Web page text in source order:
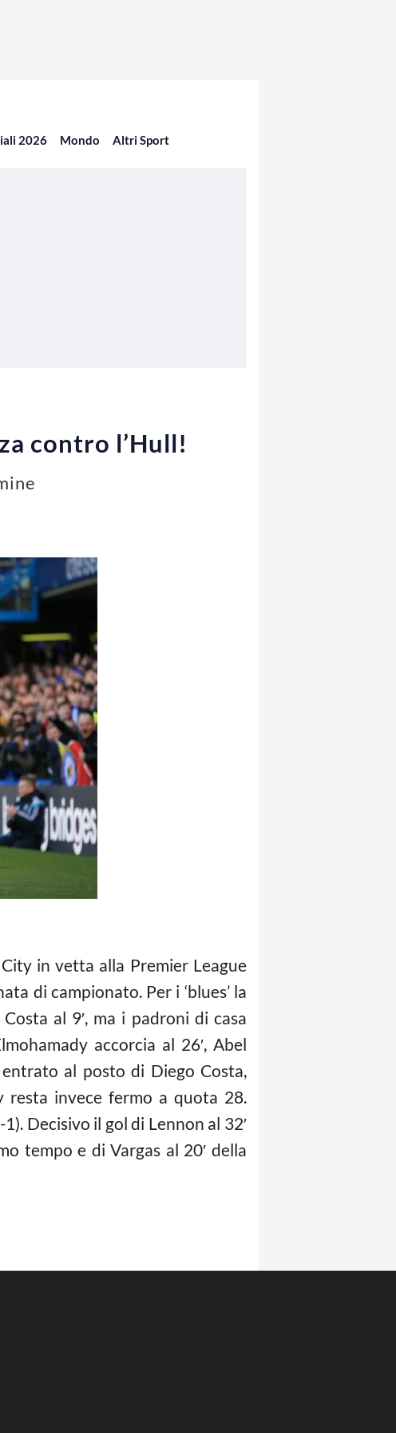
2026 Mondo Altri Sport
contro l’Hull!
in vetta alla Premier League
di campionato. Per i ‘blues’ la
al 9′, ma i padroni di casa
accorcia al 26′, Abel
al posto di Diego Costa,
resta invece fermo a quota 28.
Decisivo il gol di Lennon al 32′
tempo e di Vargas al 20′ della